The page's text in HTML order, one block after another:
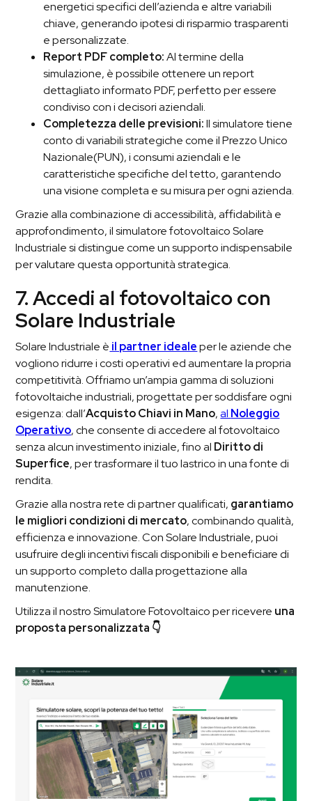
energetici specifici dell’azienda e altre variabili
chiave, generando ipotesi di risparmio trasparenti
e personalizzate.
Report PDF completo:Al termine della
simulazione, è possibile ottenere un report
dettagliato informato PDF, perfetto per essere
condiviso con i decisori aziendali.
Completezza delle previsioni:Il simulatore tiene
conto di variabili strategiche come il Prezzo Unico
Nazionale(PUN), i consumi aziendali e le
caratteristiche specifiche del tetto, garantendo
una visione completa e su misura per ogni azienda.
Grazie alla combinazione di accessibilità, affidabilità e
approfondimento, il simulatore fotovoltaico Solare
Industriale si distingue come un supporto indispensabile
per valutare questa opportunità strategica.
7. Accedi al fotovoltaico con
Solare Industriale
Solare Industriale è il partner idealeper le aziende che
vogliono ridurre i costi operativi ed aumentare la propria
competitività. Offriamo un’ampia gamma di soluzioni
fotovoltaiche industriali, progettate per soddisfare ogni
esigenza: dall’Acquisto Chiavi in Mano,al Noleggio
Operativo, che consente di accedere al fotovoltaico
senza alcun investimento iniziale, fino al Diritto di
Superfice, per trasformare il tuo lastrico in una fonte di
rendita.
Grazie alla nostra rete di partner qualificati, garantiamo
le migliori condizioni di mercato, combinando qualità,
efficienza e innovazione. Con Solare Industriale, puoi
usufruire degli incentivi fiscali disponibili e beneficiare di
un supporto completo dalla progettazione alla
manutenzione.
Utilizza il nostro Simulatore Fotovoltaico per ricevere una
proposta personalizzata 👇